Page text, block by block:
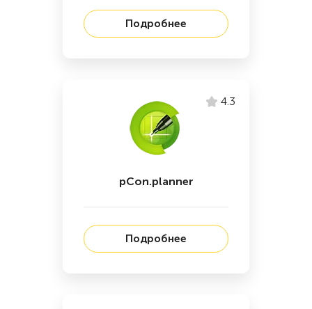
Подробнее
4.3
pCon.planner
Подробнее